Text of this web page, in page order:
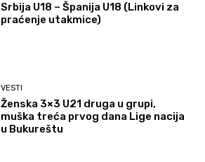
Srbija U18 – Španija U18 (Linkovi za
praćenje utakmice)
VESTI
Ženska 3×3 U21 druga u grupi,
muška treća prvog dana Lige nacija
u Bukureštu